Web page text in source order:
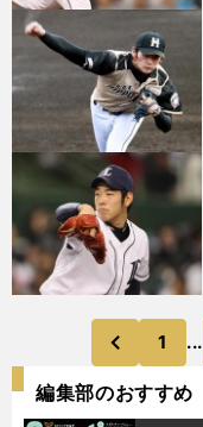
前
1 ...
編集部のおすすめ